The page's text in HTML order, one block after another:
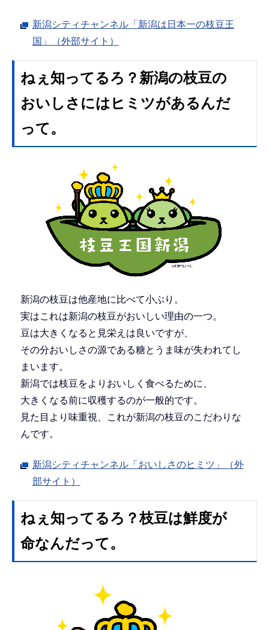
新潟シティチャンネル「新潟は日本一の枝豆王
国」（外部サイト）
ねぇ知ってるろ？新潟の枝豆の
おいしさにはヒミツがあるんだ
って。
新潟の枝豆は他産地に比べて小ぶり。
実はこれは新潟の枝豆がおいしい理由の一つ。
豆は大きくなると見栄えは良いですが、
その分おいしさの源である糖とうま味が失われてし
まいます。
新潟では枝豆をよりおいしく食べるために、
大きくなる前に収穫するのが一般的です。
見た目より味重視、これが新潟の枝豆のこだわりな
んです。
新潟シティチャンネル「おいしさのヒミツ」（外
部サイト）
ねぇ知ってるろ？枝豆は鮮度が
命なんだって。